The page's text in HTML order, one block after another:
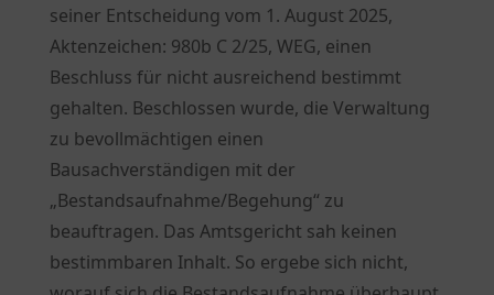
seiner Entscheidung vom 1. August 2025,
Aktenzeichen: 980b C 2/25, WEG, einen
Beschluss für nicht ausreichend bestimmt
gehalten. Beschlossen wurde, die Verwaltung
zu bevollmächtigen einen
Bausachverständigen mit der
„Bestandsaufnahme/Begehung“ zu
beauftragen. Das Amtsgericht sah keinen
bestimmbaren Inhalt. So ergebe sich nicht,